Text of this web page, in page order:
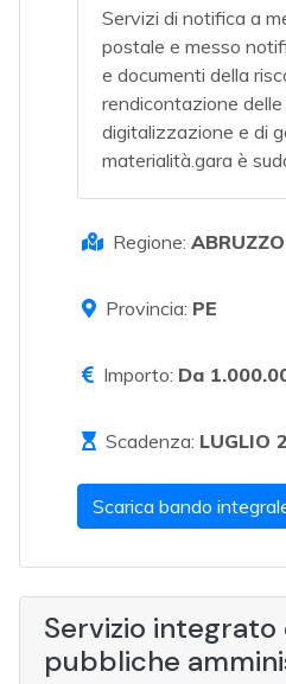
Servizi di notifica a
postale e messo
e documenti della
rendicontazione
digitalizzazione e di
materialità.gara è
Regione: ABRUZZO
Provincia: PE
Importo: Da
Scadenza: LUGLIO
Scarica bando
Servizio
pubbliche